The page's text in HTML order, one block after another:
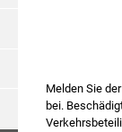
Melden Sie
bei.